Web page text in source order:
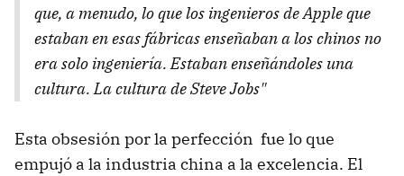
que, a menudo, lo que los ingenieros de Apple que
estaban en esas fábricas enseñaban a los chinos no
era solo ingeniería. Estaban enseñándoles una
cultura. La cultura de Steve Jobs"
Esta obsesión por la perfección fue lo que
empujó a la industria china a la excelencia. El